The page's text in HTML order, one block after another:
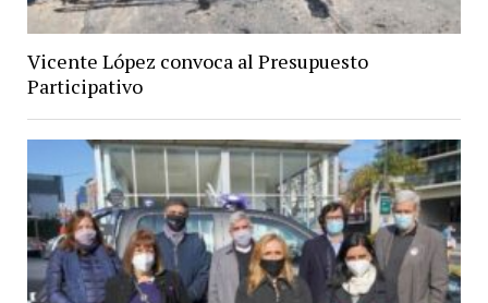
Vicente López convoca al Presupuesto
Participativo